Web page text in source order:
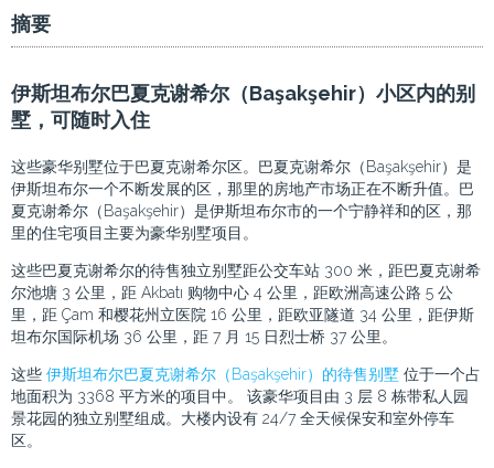
摘要
伊斯坦布尔巴夏克谢希尔（Başakşehir）小区内的别
墅，可随时入住
这些豪华别墅位于巴夏克谢希尔区。巴夏克谢希尔（Başakşehir）是
伊斯坦布尔一个不断发展的区，那里的房地产市场正在不断升值。巴
夏克谢希尔（Başakşehir）是伊斯坦布尔市的一个宁静祥和的区，那
里的住宅项目主要为豪华别墅项目。
这些巴夏克谢希尔的待售独立别墅距公交车站 300 米，距巴夏克谢希
尔池塘 3 公里，距 Akbatı 购物中心 4 公里，距欧洲高速公路 5 公
里，距 Çam 和樱花州立医院 16 公里，距欧亚隧道 34 公里，距伊斯
坦布尔国际机场 36 公里，距 7 月 15 日烈士桥 37 公里。
这些 伊斯坦布尔巴夏克谢希尔（Başakşehir）的待售别墅 位于一个占
地面积为 3368 平方米的项目中。 该豪华项目由 3 层 8 栋带私人园
景花园的独立别墅组成。大楼内设有 24/7 全天候保安和室外停车
区。